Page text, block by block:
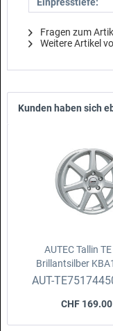
Einpresstiefe:
Fragen zum
Weitere Artikel
Kunden haben sich
AUTEC Tallin
Brillantsilber
7.5x17 ET44, 5x108,
AUT-
CHF